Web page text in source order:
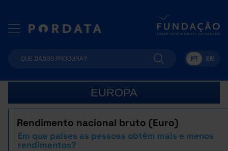
PT EN
EUROPA
Rendimento nacional bruto (Euro)
Em que países as pessoas obtêm mais e menos
rendimentos?